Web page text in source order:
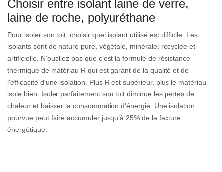
Choisir entre isolant laine de verre,
laine de roche, polyuréthane
Pour isoler son toit, choisir quel isolant utilisé est difficile. Les
isolants sont de nature pure, végétale, minérale, recyclée et
artificielle. N'oubliez pas que c’est la formule de résistance
thermique de matériau R qui est garant de la qualité et de
l'efficacité d'une isolation. Plus R est supérieur, plus le matériau
isole bien. Isoler parfaitement son toit diminue les pertes de
chaleur et baisser la consommation d'énergie. Une isolation
pourvue peut faire accumuler jusqu’à 25% de la facture
énergétique.